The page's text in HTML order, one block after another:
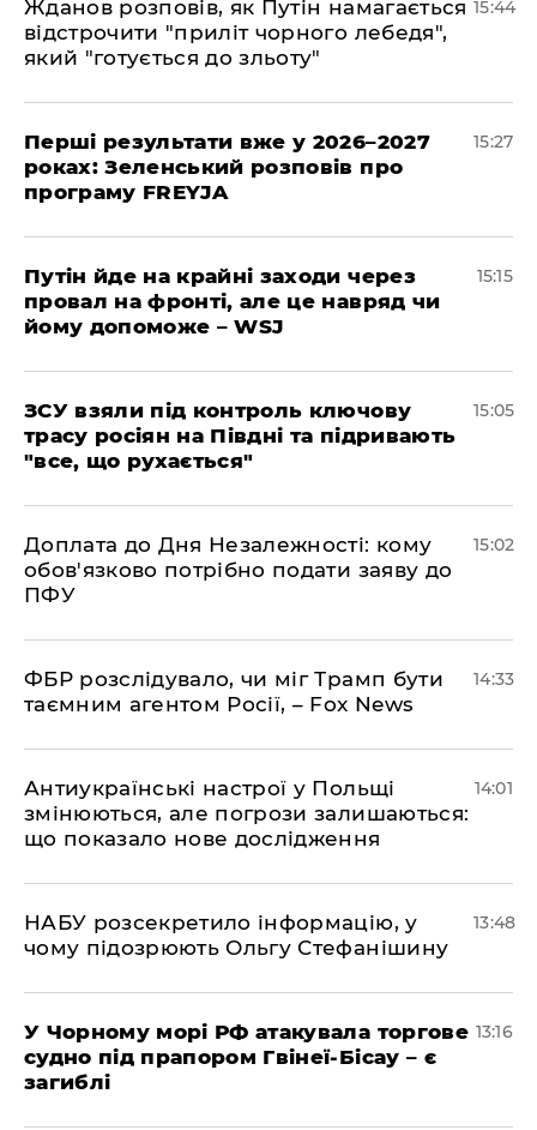
Жданов розповів, як Путін намагається
відстрочити "приліт чорного лебедя",
який "готується до зльоту"
15:44
Перші результати вже у 2026–2027
роках: Зеленський розповів про
програму FREYJA
15:27
Путін йде на крайні заходи через
провал на фронті, але це навряд чи
йому допоможе – WSJ
15:15
ЗСУ взяли під контроль ключову
трасу росіян на Півдні та підривають
"все, що рухається"
15:05
Доплата до Дня Незалежності: кому
обов'язково потрібно подати заяву до
ПФУ
15:02
ФБР розслідувало, чи міг Трамп бути
таємним агентом Росії, – Fox News
14:33
Антиукраїнські настрої у Польщі
змінюються, але погрози залишаються:
що показало нове дослідження
14:01
НАБУ розсекретило інформацію, у
чому підозрюють Ольгу Стефанішину
13:48
У Чорному морі РФ атакувала торгове
судно під прапором Гвінеї-Бісау – є
загиблі
13:16